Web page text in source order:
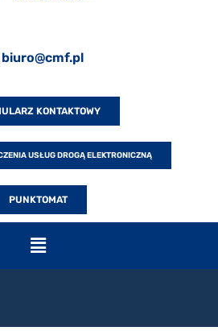
biuro@cmf.pl
KONTAKTOWY
USŁUG DROGĄ ELEKTRONICZNĄ
PUNKTOMAT